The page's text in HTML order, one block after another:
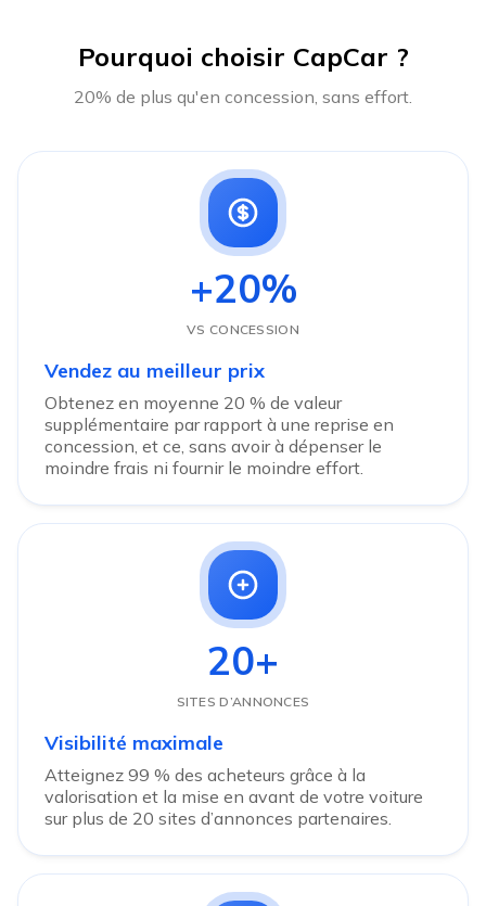
Pourquoi choisir CapCar ?
20% de plus qu'en concession, sans effort.
+20%
VS CONCESSION
Vendez au meilleur prix
Obtenez en moyenne 20 % de valeur
supplémentaire par rapport à une reprise en
concession, et ce, sans avoir à dépenser le
moindre frais ni fournir le moindre effort.
20+
SITES D’ANNONCES
Visibilité maximale
Atteignez 99 % des acheteurs grâce à la
valorisation et la mise en avant de votre voiture
sur plus de 20 sites d’annonces partenaires.